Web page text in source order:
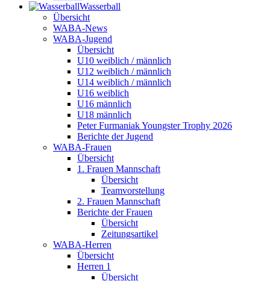
Wasser­ball
Übersicht
WABA-News
WABA-Jugend
Übersicht
U10 weiblich / männlich
U12 weiblich / männlich
U14 weiblich / männlich
U16 weiblich
U16 männlich
U18 männlich
Peter Furmaniak Youngster Trophy 2026
Berichte der Jugend
WABA-Frauen
Übersicht
1. Frauen Mannschaft
Übersicht
Teamvorstellung
2. Frauen Mannschaft
Berichte der Frauen
Übersicht
Zeitungsartikel
WABA-Herren
Übersicht
Herren 1
Übersicht